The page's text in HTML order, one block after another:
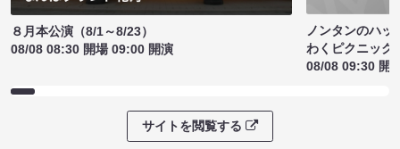
８月本公演（8/1～8/23）
08/08 08:30 開場 09:00 開演
ノンタンのハッ
わくピクニック
08/08 09:30 開
サイトを閲覧する